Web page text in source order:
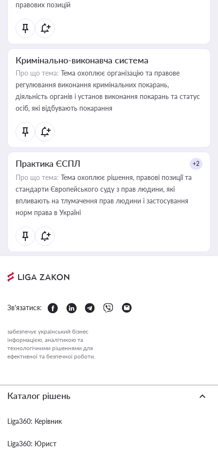
правових позицій
Кримінально-виконавча система
Про що тема: Тема охоплює організацію та правове
регулювання виконання кримінальних покарань,
діяльність органів і установ виконання покарань та статус
осіб, які відбувають покарання
Практика ЄСПЛ +2
Про що тема: Тема охоплює рішення, правові позиції та
стандарти Європейського суду з прав людини, які
впливають на тлумачення прав людини і застосування
норм права в Україні
Зв'язатися:
забезпечує український бізнес
інформацією, аналітикою та
технологічними рішеннями для
ефективної та безпечної роботи.
Каталог рішень
Liga360: Керівник
Liga360: Юрист